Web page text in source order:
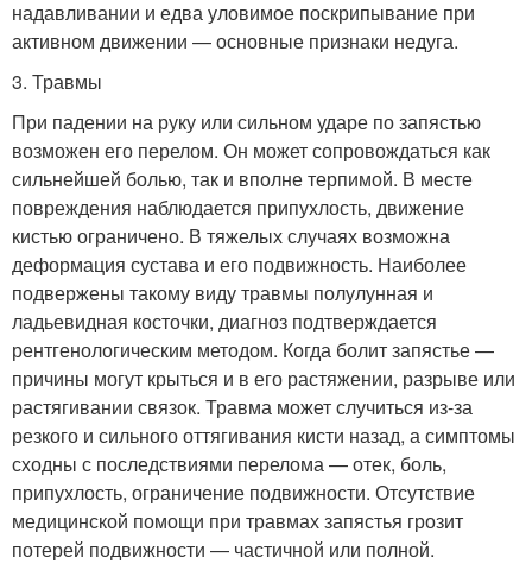
надавливании и едва уловимое поскрипывание при
активном движении — основные признаки недуга.
3. Травмы
При падении на руку или сильном ударе по запястью
возможен его перелом. Он может сопровождаться как
сильнейшей болью, так и вполне терпимой. В месте
повреждения наблюдается припухлость, движение
кистью ограничено. В тяжелых случаях возможна
деформация сустава и его подвижность. Наиболее
подвержены такому виду травмы полулунная и
ладьевидная косточки, диагноз подтверждается
рентгенологическим методом. Когда болит запястье —
причины могут крыться и в его растяжении, разрыве или
растягивании связок. Травма может случиться из-за
резкого и сильного оттягивания кисти назад, а симптомы
сходны с последствиями перелома — отек, боль,
припухлость, ограничение подвижности. Отсутствие
медицинской помощи при травмах запястья грозит
потерей подвижности — частичной или полной.